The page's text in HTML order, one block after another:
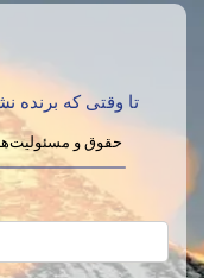
تا وقتی که برنده
حقوق و